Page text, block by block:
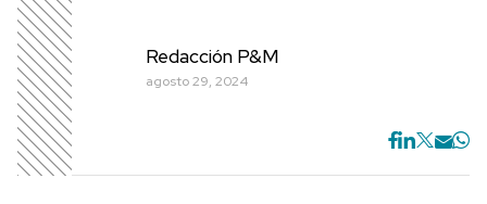
Redacción P&M
agosto 29, 2024